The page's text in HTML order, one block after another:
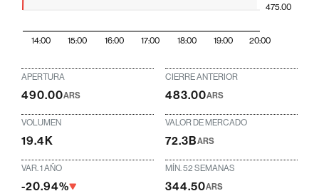
14:00 15:00 16:00 17:00 18:00 19:00 20:00
475.00
APERTURA
490.00ARS
CIERRE ANTERIOR
483.00ARS
VOLUMEN
19.4K
VALOR DE MERCADO
72.3BARS
VAR. 1 AÑO
-20.94%
MÍN. 52 SEMANAS
344.50ARS